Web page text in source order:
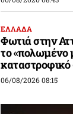
ΕΛΛΑΔΑ
Φωτιά στην
το «πολωμένο
06/08/2026 08:15